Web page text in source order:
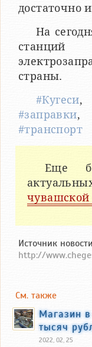
достаточно
На
страны.
#Кугеси
#заправки
#транспорт
Еще
чувашской
Источник
http://
См. также
Магазин
тысяч
2022, 02, 25